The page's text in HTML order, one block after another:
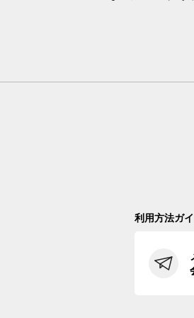
利用方法ガ